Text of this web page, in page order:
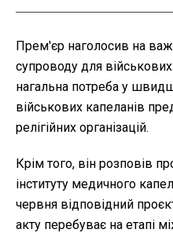
Прем'єр наголосив на
супроводу для
нагальна потреба у
військових капеланів
релігійних організацій.
Крім того, він розповів
інституту медичного
червня відповідний
акту перебуває на етапі